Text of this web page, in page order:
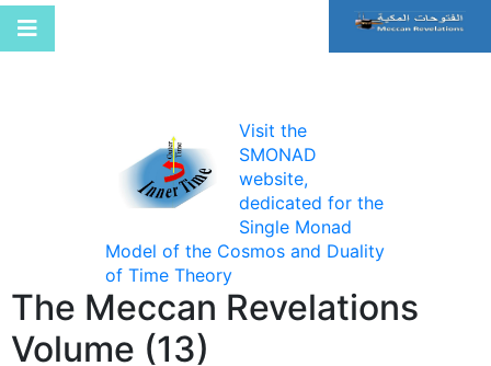
Visit the
SMONAD
website,
dedicated for the
Single Monad
Model of the Cosmos and Duality
of Time Theory
The Meccan Revelations
Volume (13)